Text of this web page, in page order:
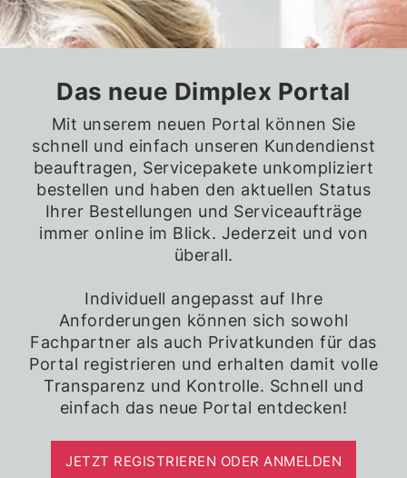
Das neue Dimplex Portal
Mit unserem neuen Portal können Sie
schnell und einfach unseren Kundendienst
beauftragen, Servicepakete unkompliziert
bestellen und haben den aktuellen Status
Ihrer Bestellungen und Serviceaufträge
immer online im Blick. Jederzeit und von
überall.
Individuell angepasst auf Ihre
Anforderungen können sich sowohl
Fachpartner als auch Privatkunden für das
Portal registrieren und erhalten damit volle
Transparenz und Kontrolle. Schnell und
einfach das neue Portal entdecken!
JETZT REGISTRIEREN ODER ANMELDEN